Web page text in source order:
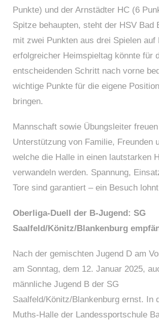
Punkte) und der Arnstädter HC (6
Spitze behaupten, steht der HSV Bad
mit zwei Punkten aus drei Spielen auf
erfolgreicher Heimspieltag könnte für
entscheidenden Schritt nach vorne
wichtige Punkte für die eigene
bringen.
Mannschaft sowie Übungsleiter
Unterstützung von Familie, Freunden
welche die Halle in einen lautstarken
verwandeln werden. Spannung,
Tore sind garantiert – ein Besuch
Oberliga-Duell der B-Jugend: SG
Saalfeld/Könitz/Blankenburg
Nach der gemischten Jugend D am
am Sonntag, dem 12. Januar 2025,
männliche Jugend B der SG
Saalfeld/Könitz/Blankenburg ernst. In
Muths-Halle der Landessportschule